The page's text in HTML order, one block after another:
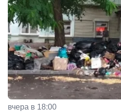
вчера в 18:00